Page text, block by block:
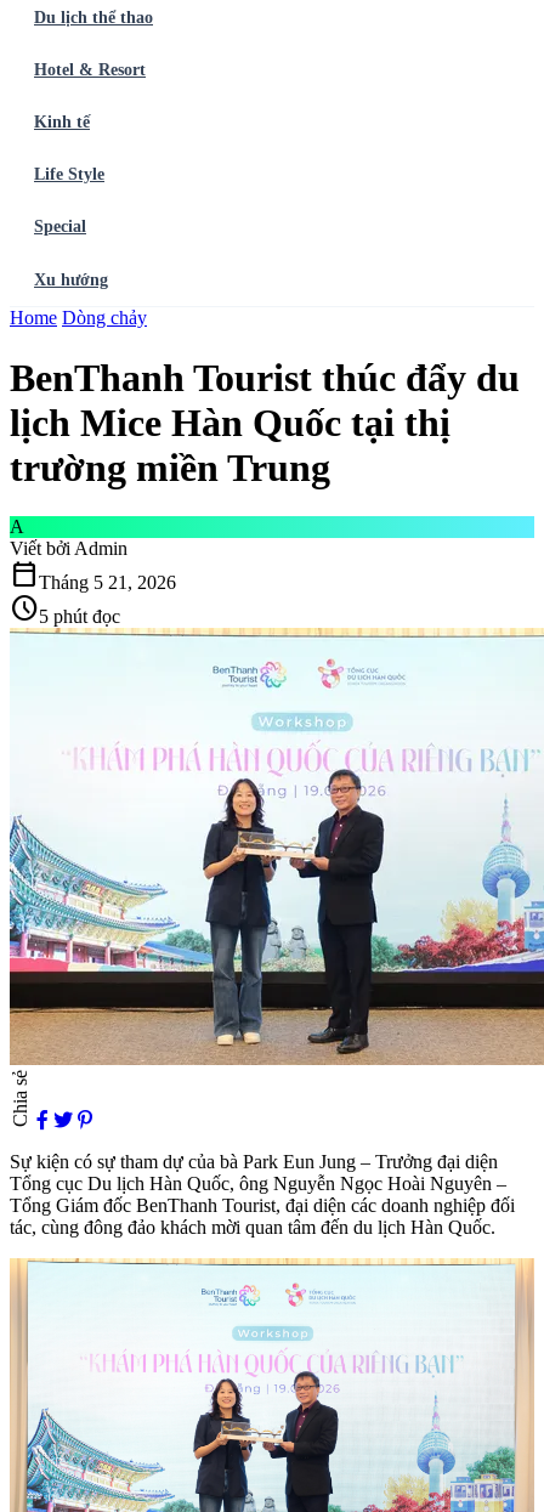
Du lịch thể thao
Hotel & Resort
Kinh tế
Life Style
Special
Xu hướng
Trang chủẨm thực
KÝ NGAY
Home Dòng chảy
BenThanh Tourist thúc đẩy du
lịch Mice Hàn Quốc tại thị
trường miền Trung
A
Viết bởi Admin
calendar_todayTháng 5 21, 2026
schedule5 phút đọc
Chia sẻ
Sự kiện có sự tham dự của bà Park Eun Jung – Trưởng đại diện
Tổng cục Du lịch Hàn Quốc, ông Nguyễn Ngọc Hoài Nguyên –
Tổng Giám đốc BenThanh Tourist, đại diện các doanh nghiệp đối
tác, cùng đông đảo khách mời quan tâm đến du lịch Hàn Quốc.